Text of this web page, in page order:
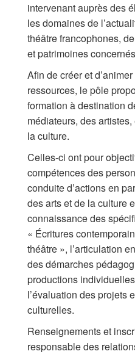
intervenant auprès des
les domaines de
théâtre francophones,
et patrimoines
Afin de créer et
ressources, le pôle
formation à destination
médiateurs, des
la culture.
Celles-ci ont pour
compétences des
conduite d’actions en
des arts et de la culture
connaissance des
« Écritures
théâtre », l’articulation
des démarches
productions
l’évaluation des projets
culturelles.
Renseignements et
responsable des